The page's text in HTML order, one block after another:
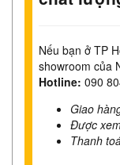
Nếu bạn ở TP
showroom của
Hotline: 090
Giao
Được
Thanh